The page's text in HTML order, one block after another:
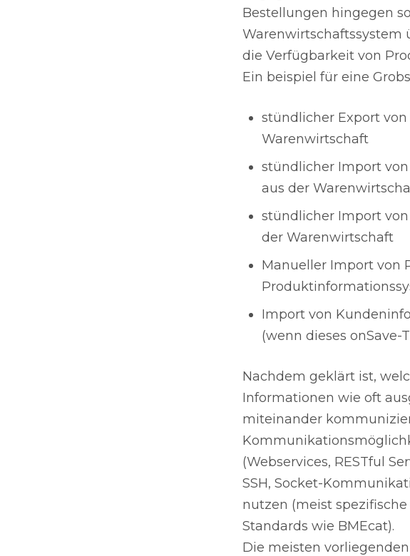
Bestellungen hingegen
Warenwirtschaftssystem
die Verfügbarkeit von
Ein beispiel für eine
stündlicher Export
Warenwirtschaft
stündlicher Import
aus der
stündlicher Import
der Warenwirtschaft
Manueller Import von
Import von
(wenn dieses onSave-
Nachdem geklärt ist,
Informationen wie oft
miteinander
(Webservices, RESTful
SSH, Socket-
nutzen (meist
Standards wie BMEcat).
Die meisten